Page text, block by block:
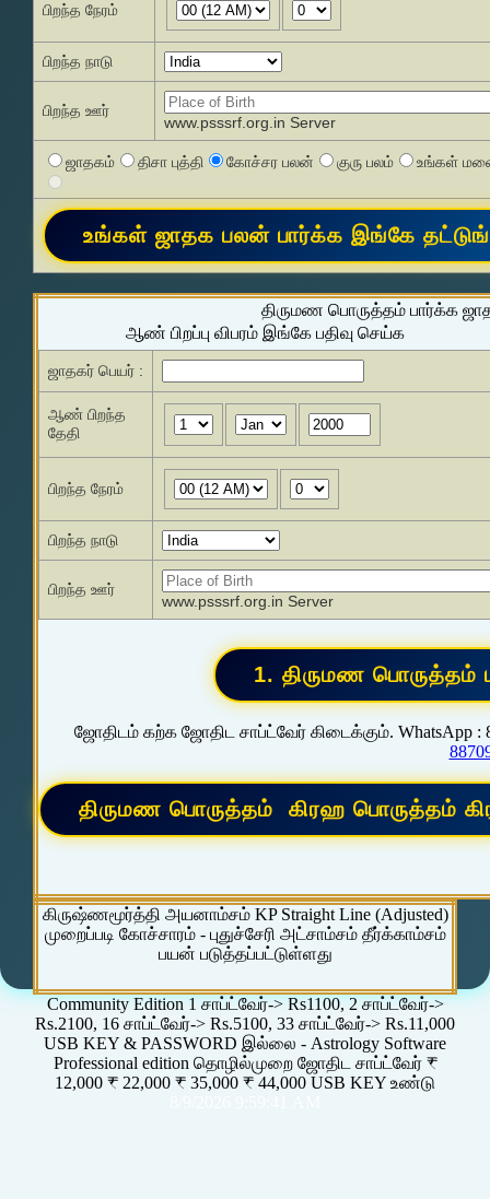
பிறந்த நேரம்
பிறந்த நாடு
பிறந்த ஊர்
www.psssrf.org.in Server
ஜாதகம் திசா புத்தி கோச்சர பலன் குரு பலம் உங்கள்
திருமண பொருத்தம் பார்க்க
ஆண் பிறப்பு விபரம் இங்கே பதிவு செய்க
ஜாதகர் பெயர் :
ஆண் பிறந்த
தேதி
பிறந்த நேரம்
பிறந்த நாடு
பிறந்த ஊர்
www.psssrf.org.in Server
ஜோதிடம் கற்க ஜோதிட சாப்ட்வேர் கிடைக்கும். WhatsApp :
கிருஷ்ணமூர்த்தி அயனாம்சம் KP Straight Line (Adjusted)
முறைப்படி கோச்சாரம் - புதுச்சேரி அட்சாம்சம் தீர்க்காம்சம்
பயன் படுத்தப்பட்டுள்ளது
Community Edition 1 சாப்ட்வேர்-> Rs1100, 2 சாப்ட்வேர்->
Rs.2100, 16 சாப்ட்வேர்-> Rs.5100, 33 சாப்ட்வேர்-> Rs.11,000
USB KEY & PASSWORD இல்லை - Astrology Software
Professional edition தொழில்முறை ஜோதிட சாப்ட்வேர் ₹
12,000 ₹ 22,000 ₹ 35,000 ₹ 44,000 USB KEY உண்டு